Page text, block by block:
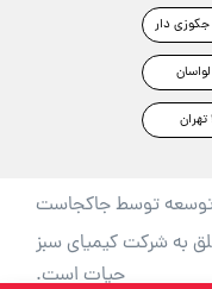
جکوزی دار
لواسان
تهران
توسط جاکجاست
به شرکت کیمیای سبز
حیات است.